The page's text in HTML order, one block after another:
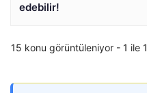
edebilir!
15 konu görüntüleniyor - 1 ile